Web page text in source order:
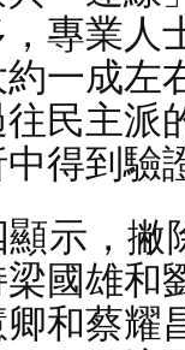
，專業人
約一成左
往民主派
得到驗
顯示，撇
梁國雄和
卿和蔡耀